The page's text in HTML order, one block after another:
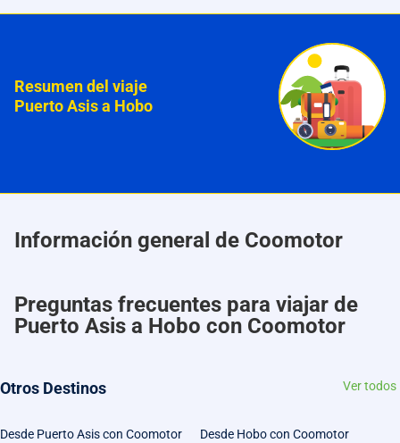
Resumen del viaje
Puerto Asis a Hobo
Información general de Coomotor
Preguntas frecuentes para viajar de
Puerto Asis a Hobo con Coomotor
Otros Destinos Ver todos
Desde Puerto Asis con Coomotor Desde Hobo con Coomotor